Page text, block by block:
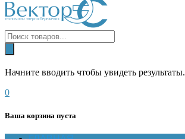
Начните вводить чтобы увидеть результаты.
0
Ваша корзина пуста